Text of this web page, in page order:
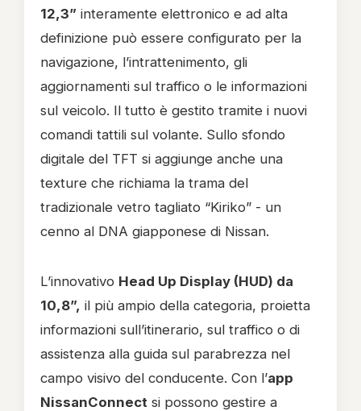
12,3” interamente elettronico e ad alta
definizione può essere configurato per la
navigazione, l’intrattenimento, gli
aggiornamenti sul traffico o le informazioni
sul veicolo. Il tutto è gestito tramite i nuovi
comandi tattili sul volante. Sullo sfondo
digitale del TFT si aggiunge anche una
texture che richiama la trama del
tradizionale vetro tagliato “Kiriko” - un
cenno al DNA giapponese di Nissan.
L’innovativo Head Up Display (HUD) da
10,8”, il più ampio della categoria, proietta
informazioni sull’itinerario, sul traffico o di
assistenza alla guida sul parabrezza nel
campo visivo del conducente. Con l’app
NissanConnect si possono gestire a